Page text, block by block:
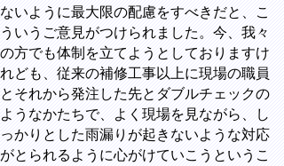
ないように最大限の配慮をすべきだと、こ
ういうご意見がつけられました。今、我々
の方でも体制を立てようとしておりますけ
れども、従来の補修工事以上に現場の職員
とそれから発注した先とダブルチェックの
ようなかたちで、よく現場を見ながら、し
っかりとした雨漏りが起きないような対応
がとられるように心がけていこうというこ